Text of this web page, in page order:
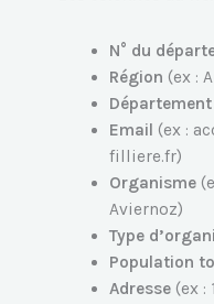
N° du
Région (ex :
Département
Email (ex :
filliere.fr)
Organisme
Aviernoz)
Type
Population
Adresse (ex :